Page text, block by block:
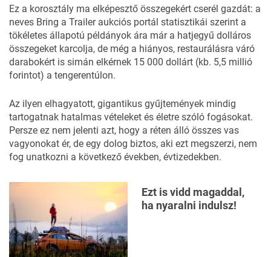
Ez a korosztály ma elképesztő összegekért cserél gazdát: a
neves Bring a Trailer aukciós portál statisztikái szerint a
tökéletes állapotú példányok ára már a hatjegyű dolláros
összegeket karcolja, de még a hiányos, restaurálásra váró
darabokért is simán elkérnek 15 000 dollárt (kb. 5,5 millió
forintot) a tengerentúlon.
Az ilyen elhagyatott, gigantikus gyűjtemények mindig
tartogatnak hatalmas vételeket és életre szóló fogásokat.
Persze ez nem jelenti azt, hogy a réten álló összes vas
vagyonokat ér, de egy dolog biztos, aki ezt megszerzi, nem
fog unatkozni a következő években, évtizedekben.
Ezt is vidd magaddal,
ha nyaralni indulsz!